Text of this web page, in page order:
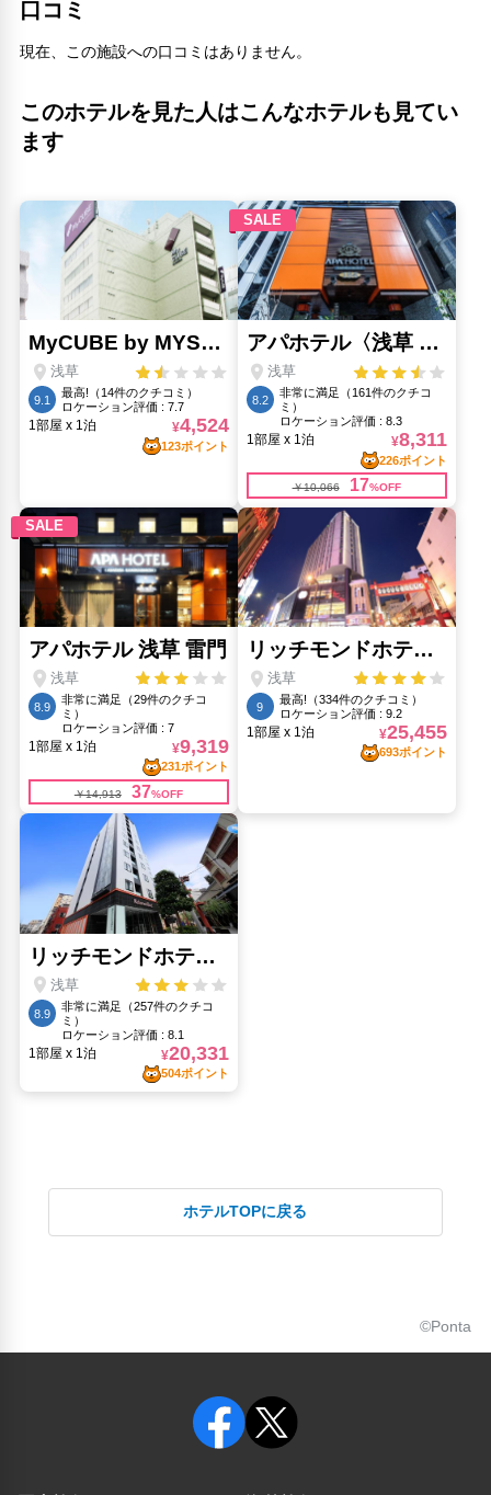
口コミ
現在、この施設への口コミはありません。
このホテルを見た人はこんなホテルも見てい
ます
ホテルTOPに戻る
©Ponta